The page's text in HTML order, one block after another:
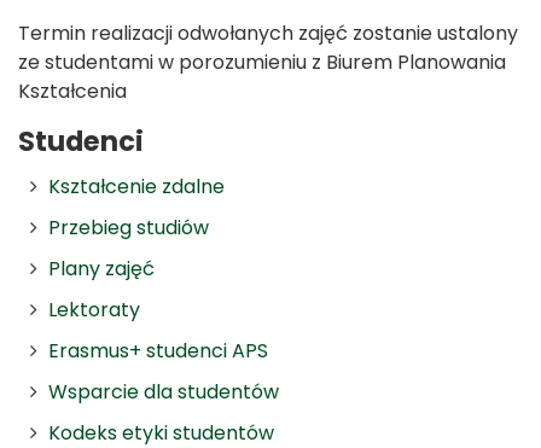
Studenci
Kształcenie zdalne
Przebieg studiów
Plany zajęć
Lektoraty
Erasmus+ studenci APS
Wsparcie dla studentów
Kodeks etyki studentów
Termin realizacji odwołanych zajęć zostanie ustalony
ze studentami w porozumieniu z Biurem Planowania
Kształcenia